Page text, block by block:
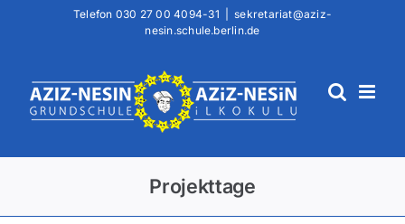
Telefon 030 27 00 4094-31
sekretariat@aziz-
nesin.schule.berlin.de
Projekttage